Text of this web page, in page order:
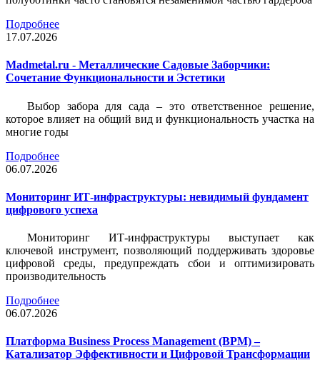
Подробнее
17.07.2026
Madmetal.ru - Металлические Садовые Заборчики:
Сочетание Функциональности и Эстетики
Выбор забора для сада – это ответственное решение,
которое влияет на общий вид и функциональность участка на
многие годы
Подробнее
06.07.2026
Мониторинг ИТ-инфраструктуры: невидимый фундамент
цифрового успеха
Мониторинг ИТ-инфраструктуры выступает как
ключевой инструмент, позволяющий поддерживать здоровье
цифровой среды, предупреждать сбои и оптимизировать
производительность
Подробнее
06.07.2026
Платформа Business Process Management (BPM) –
Катализатор Эффективности и Цифровой Трансформации